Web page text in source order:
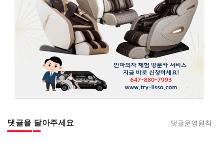
댓글을 달아주세요 댓글운영원칙